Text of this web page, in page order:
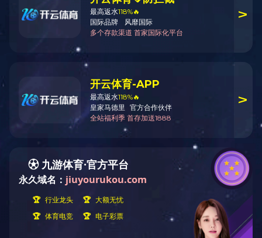
关于我们
新闻资讯